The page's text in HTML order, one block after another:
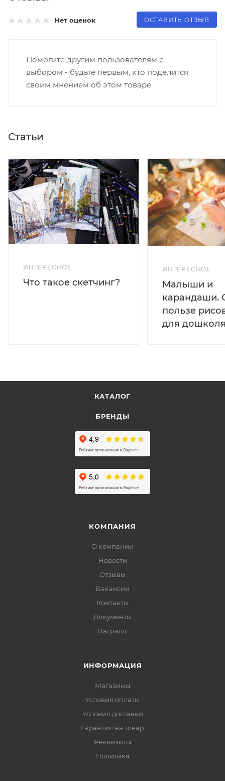
Нет оценок ОСТАВИТЬ ОТЗЫВ
Помогите другим пользователям с
выбором - будьте первым, кто поделится
своим мнением об этом товаре
Статьи
ИНТЕРЕСНОЕ
Что такое скетчинг?
ИНТЕРЕСНОЕ
Малыши и
карандаши.
пользе
для
КАТАЛОГ
БРЕНДЫ
КОМПАНИЯ
О компании
Новости
Отзывы
Вакансии
Контакты
Документы
Награды
ИНФОРМАЦИЯ
Магазины
Условия оплаты
Условия доставки
Гарантия на товар
Реквизиты
Политика